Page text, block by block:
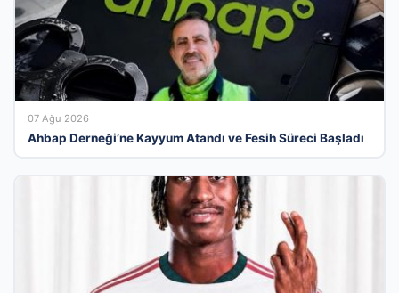
07 Ağu 2026
Ahbap Derneği’ne Kayyum Atandı ve Fesih Süreci Başladı